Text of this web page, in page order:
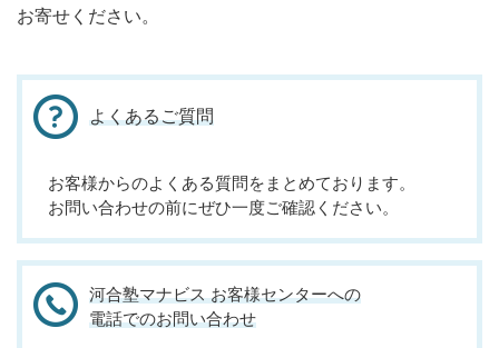
お寄せください。
よくあるご質問
お客様からのよくある質問をまとめております。
お問い合わせの前にぜひ一度ご確認ください。
河合塾マナビス お客様センターへの
電話でのお問い合わせ